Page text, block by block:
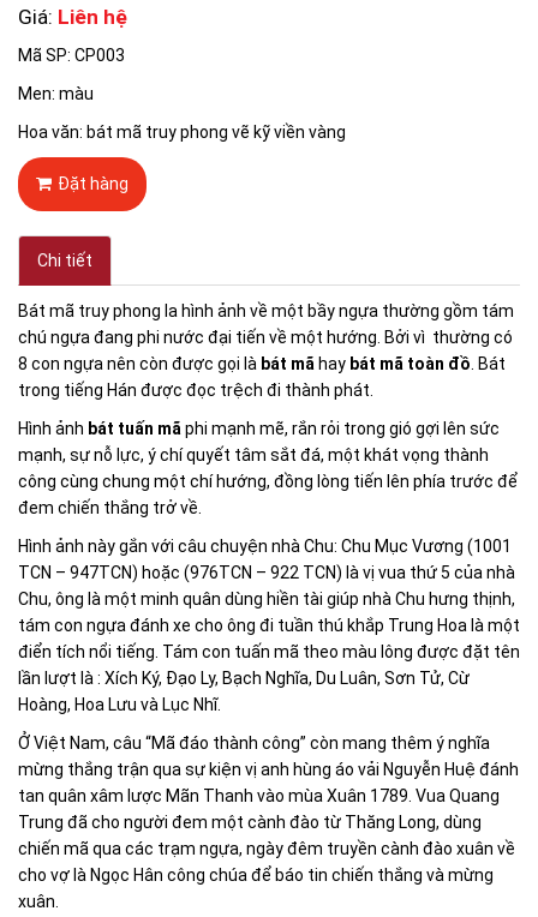
Giá: Liên hệ
Mã SP: CP003
Men: màu
Hoa văn: bát mã truy phong vẽ kỹ viền vàng
Đặt hàng
Chi tiết
Bát mã truy phong la hình ảnh về một bầy ngựa thường gồm tám
chú ngựa đang phi nước đại tiến về một hướng. Bởi vì thường có
8 con ngựa nên còn được gọi là bát mã hay bát mã toàn đồ. Bát
trong tiếng Hán được đọc trệch đi thành phát.
Hình ảnh bát tuấn mãphi mạnh mẽ, rắn rỏi trong gió gợi lên sức
mạnh, sự nỗ lực, ý chí quyết tâm sắt đá, một khát vọng thành
công cùng chung một chí hướng, đồng lòng tiến lên phía trước để
đem chiến thắng trở về.
Hình ảnh này gắn với câu chuyện nhà Chu: Chu Mục Vương (1001
TCN – 947TCN) hoặc (976TCN – 922 TCN) là vị vua thứ 5 của nhà
Chu, ông là một minh quân dùng hiền tài giúp nhà Chu hưng thịnh,
tám con ngựa đánh xe cho ông đi tuần thú khắp Trung Hoa là một
điển tích nổi tiếng. Tám con tuấn mã theo màu lông được đặt tên
lần lượt là : Xích Ký, Ðạo Ly, Bạch Nghĩa, Du Luân, Sơn Tử, Cừ
Hoàng, Hoa Lưu và Lục Nhĩ.
Ở Việt Nam, câu “Mã đáo thành công” còn mang thêm ý nghĩa
mừng thắng trận qua sự kiện vị anh hùng áo vải Nguyễn Huệ đánh
tan quân xâm lược Mãn Thanh vào mùa Xuân 1789. Vua Quang
Trung đã cho người đem một cành đào từ Thăng Long, dùng
chiến mã qua các trạm ngựa, ngày đêm truyền cành đào xuân về
cho vợ là Ngọc Hân công chúa để báo tin chiến thắng và mừng
xuân.